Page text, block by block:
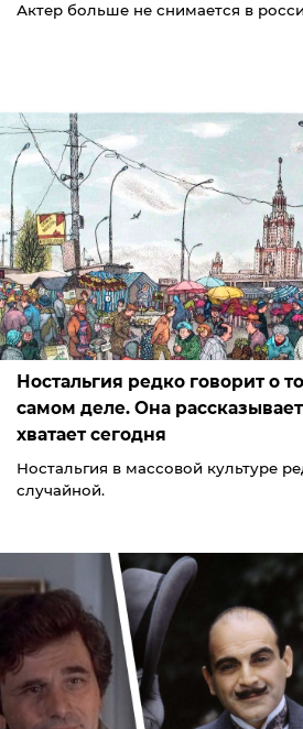
Актер больше не снимается в
Ностальгия редко говорит о
самом деле. Она
хватает сегодня
Ностальгия в массовой культуре
случайной.